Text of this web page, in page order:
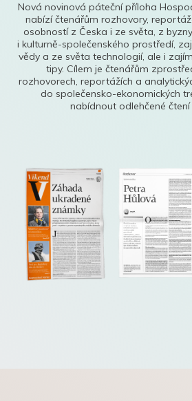
Nová novinová páteční příloha
nabízí čtenářům rozhovory,
osobností z Česka i ze světa, z
i kulturně-společenského prostředí,
vědy a ze světa technologií, ale i
tipy. Cílem je čtenářům
rozhovorech, reportážích a
do společensko-ekonomických
nabídnout odlehčené čtení